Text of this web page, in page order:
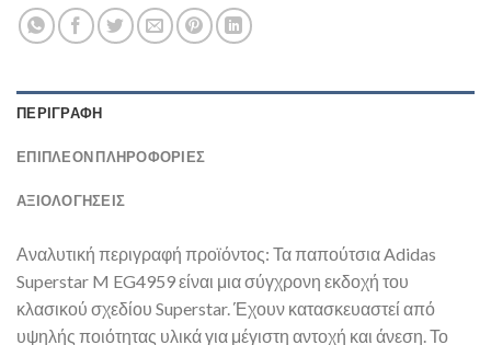
ΠΕΡΙΓΡΑΦΉ
ΕΠΙΠΛΈΟΝ ΠΛΗΡΟΦΟΡΊΕΣ
ΑΞΙΟΛΟΓΗΣΕΙΣ
Αναλυτική περιγραφή προϊόντος: Τα παπούτσια Adidas
Superstar M EG4959 είναι μια σύγχρονη εκδοχή του
κλασικού σχεδίου Superstar. Έχουν κατασκευαστεί από
υψηλής ποιότητας υλικά για μέγιστη αντοχή και άνεση. Το